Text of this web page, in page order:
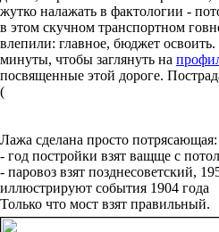
жутко налажать в фактологии -
в этом скучном транспортном
влепили: главное, бюджет
минуты, чтобы заглянуть на
посвященные этой дороге.
(
Лажа сделана просто потрясающая:
- год постройки взят ващще с
- паровоз взят позднесоветский,
иллюстрируют события 1904 года
Только что мост взят правильный.